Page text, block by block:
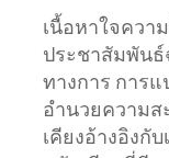
เนื้อหาใจควา
ประชาสัมพัน
ทางการ การ
อำนวยความส
เคียงอ้างอิงกั